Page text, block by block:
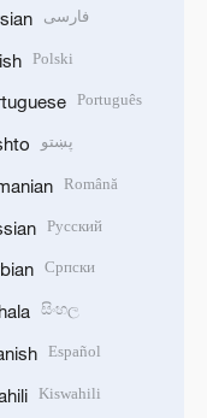
فارسی
Polski
Português
پښتو
Română
Русский
Српски
සිංහල
Español
Kiswahili